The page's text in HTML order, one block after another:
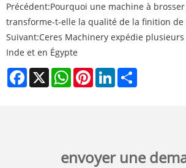
Précédent:Pourquoi une machine à
transforme-t-elle la qualité de la finition de
Suivant:Ceres Machinery expédie
Inde et en Égypte
Facebook
X WhatsAppPinterestLinkedIn
envoyer une